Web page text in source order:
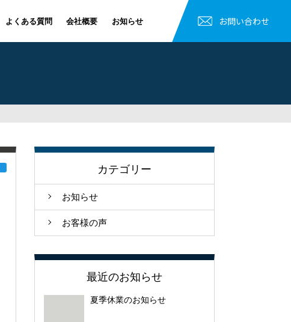
よくある質問 会社概要 お知らせ お問い合わせ
カテゴリー
お知らせ
お客様の声
最近のお知らせ
夏季休業のお知らせ